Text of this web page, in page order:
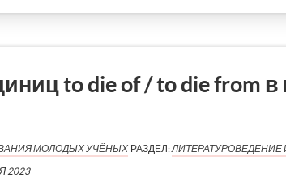
to die of / to die from
МОЛОДЫХ УЧЁНЫХ РАЗДЕЛ:ЛИТЕРАТУРОВЕДЕНИЕ
2023